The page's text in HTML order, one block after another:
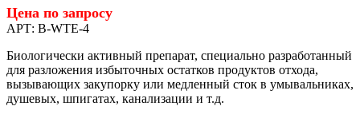
Цена по запросу
АРТ: B-WTE-4
Биологически активный препарат, специально разработанный
для разложения избыточных остатков продуктов отхода,
вызывающих закупорку или медленный сток в умывальниках,
душевых, шпигатах, канализации и т.д.